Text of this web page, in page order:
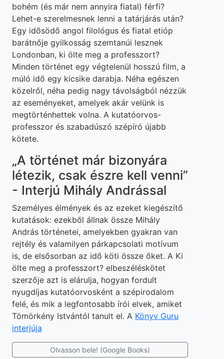
bohém (és már nem annyira fiatal) férfi?
Lehet-e szerelmesnek lenni a tatárjárás után?
Egy idősödő angol filológus és fiatal etióp
barátnője gyilkosság szemtanúi lesznek
Londonban, ki ölte meg a professzort?
Minden történet egy végtelenül hosszú film, a
múló idő egy kicsike darabja. Néha egészen
közelről, néha pedig nagy távolságból nézzük
az eseményeket, amelyek akár velünk is
megtörténhettek volna. A kutatóorvos-
professzor és szabadúszó szépíró újabb
kötete.
„A történet már bizonyára
létezik, csak észre kell venni”
- Interjú Mihály Andrással
Személyes élmények és az ezeket kiegészítő
kutatások: ezekből állnak össze Mihály
András történetei, amelyekben gyakran van
rejtély és valamilyen párkapcsolati motívum
is, de elsősorban az idő köti össze őket. A Ki
ölte meg a professzort? elbeszéléskötet
szerzője azt is elárulja, hogyan fordult
nyugdíjas kutatóorvosként a szépirodalom
felé, és mik a legfontosabb írói elvek, amiket
Tömörkény Istvántól tanult el. A Könyv Guru
interjúja
Olvasson bele! (Google Books)